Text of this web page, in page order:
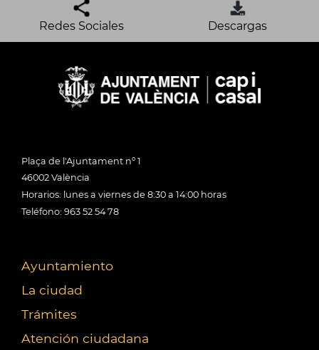
Redes Sociales Descargas
Plaça de l'Ajuntament nº 1
46002 València
Horarios: lunes a viernes de 8:30 a 14:00 horas
Teléfono: 963 52 54 78
Ayuntamiento
La ciudad
Trámites
Atención ciudadana